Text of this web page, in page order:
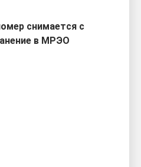
снимается с
в МРЭО